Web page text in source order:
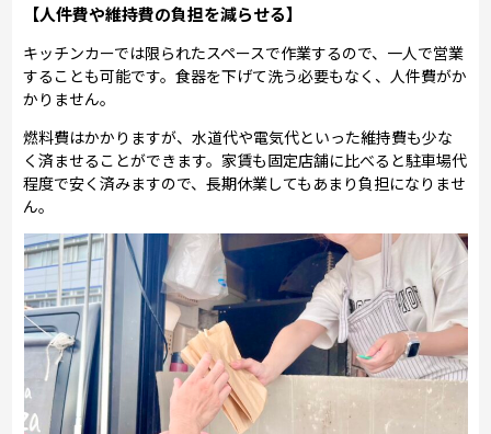
【人件費や維持費の負担を減らせる】
キッチンカーでは限られたスペースで作業するので、一人で営業
することも可能です。食器を下げて洗う必要もなく、人件費がか
かりません。
燃料費はかかりますが、水道代や電気代といった維持費も少な
く済ませることができます。家賃も固定店舗に比べると駐車場代
程度で安く済みますので、長期休業してもあまり負担になりませ
ん。